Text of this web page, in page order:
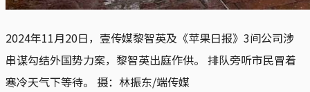
2024年11月20日，壹传媒黎智英及《苹果日报》3间公司涉
串谋勾结外国势力案，黎智英出庭作供。 排队旁听市民冒着
寒冷天气下等待。 摄：林振东/端传媒